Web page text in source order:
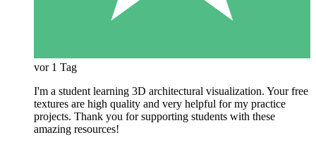
vor 1 Tag
I'm a student learning 3D architectural visualization. Your free
textures are high quality and very helpful for my practice
projects. Thank you for supporting students with these
amazing resources!